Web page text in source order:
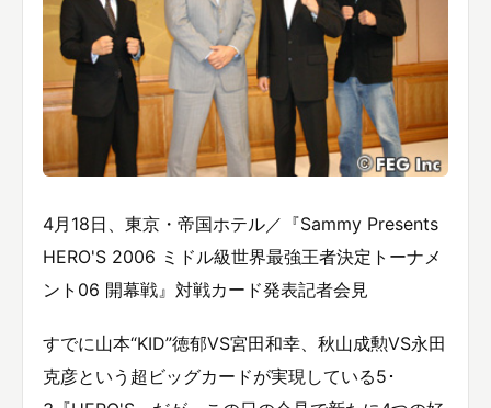
4月18日、東京・帝国ホテル／『Sammy Presents
HERO'S 2006 ミドル級世界最強王者決定トーナメ
ント06 開幕戦』対戦カード発表記者会見
すでに山本“KID”徳郁VS宮田和幸、秋山成勲VS永田
克彦という超ビッグカードが実現している5･